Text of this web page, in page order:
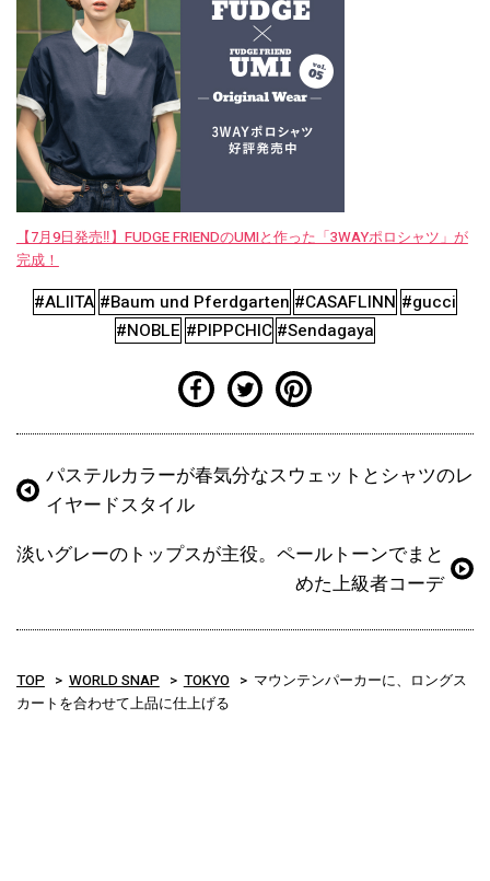
【7月9日発売‼︎】FUDGE FRIENDのUMIと作った「3WAYポロシャツ」が
完成！
#ALIITA #Baum und Pferdgarten #CASAFLINN #gucci
#NOBLE #PIPPCHIC #Sendagaya
パステルカラーが春気分なスウェットとシャツのレ
イヤードスタイル
淡いグレーのトップスが主役。ペールトーンでまと
めた上級者コーデ
TOP WORLD SNAP TOKYO
マウンテンパーカーに、ロングス
カートを合わせて上品に仕上げる